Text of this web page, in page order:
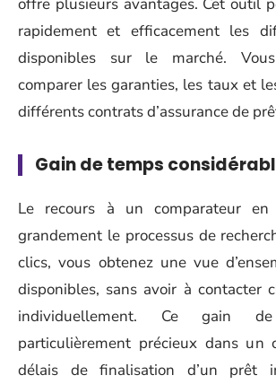
rapidement et efficacement les
disponibles sur le marché.
comparer les garanties, les taux et
différents contrats d’assurance de
Gain de temps
Le recours à un comparateur
grandement le processus de
clics, vous obtenez une vue
disponibles, sans avoir à contacter
individuellement. Ce gain
particulièrement précieux dans un
délais de finalisation d’un prêt